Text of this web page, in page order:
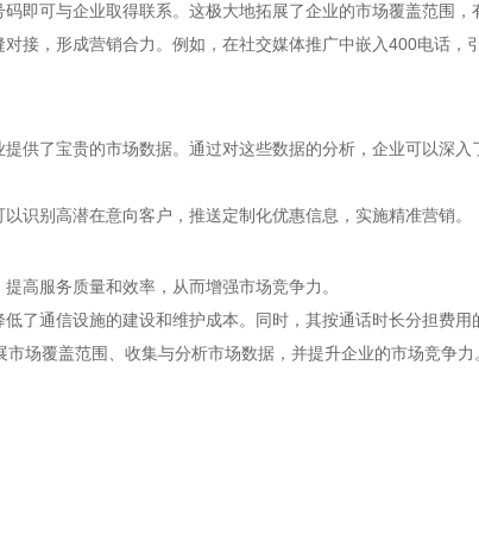
即可与企业取得联系。这极大地拓展了企业的市场覆盖范围
接，形成营销合力。例如，在社交媒体推广中嵌入400电话
供了宝贵的市场数据。通过对这些数据的分析，企业可以深
识别高潜在意向客户，推送定制化优惠信息，实施精准营销。
高服务质量和效率，从而增强市场竞争力。
了通信设施的建设和维护成本。同时，其按通话时长分担费
场覆盖范围、收集与分析市场数据，并提升企业的市场竞争